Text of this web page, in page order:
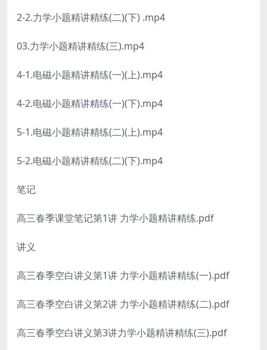
2-2.力学小题精讲精练(二)(下) .mp4
03.力学小题精讲精练(三).mp4
4-1.电磁小题精讲精练(一)(上).mp4
4-2.电磁小题精讲精练(一)(下).mp4
5-1.电磁小题精讲精练(二)(上).mp4
5-2.电磁小题精讲精练(二)(下).mp4
笔记
高三春季课堂笔记第1讲 力学小题精讲精练.pdf
讲义
高三春季空白讲义第1讲 力学小题精讲精练(一).pdf
高三春季空白讲义第2讲 力学小题精讲精练(二).pdf
高三春季空白讲义第3讲力学小题精讲精练(三).pdf